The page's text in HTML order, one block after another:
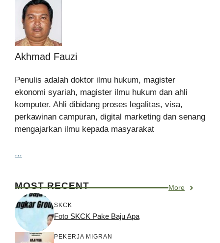
Akhmad Fauzi
Penulis adalah doktor ilmu hukum, magister
ekonomi syariah, magister ilmu hukum dan ahli
komputer. Ahli dibidang proses legalitas, visa,
perkawinan campuran, digital marketing dan senang
mengajarkan ilmu kepada masyarakat
...
MOST RECENT More
SKCK
Foto SKCK Pake Baju Apa
PEKERJA MIGRAN